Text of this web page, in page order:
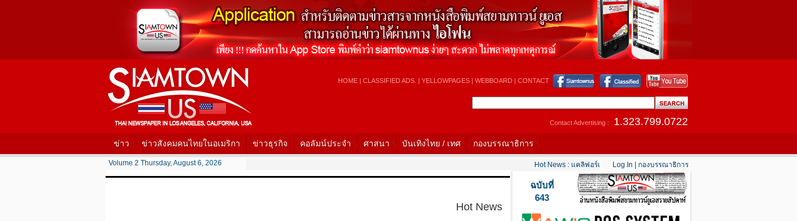
HOME| CLASSIFIED ADS. | YELLOWPAGES| WEBBOARD| CONTACT
Contact Advertising : 1.323.799.0722
ข่าว ข่าวสังคมคนไทยในอเมริกา ข่าวธุรกิจ คอลัมน์ประจำ ศาสนา บันเทิงไทย / เทศ กองบรรณาธิการ
Volume 2 Thursday, August 6, 2026 Hot News : แคลิฟอร์เนียใต้เริ่มคลายร้อน....Hot News : เตือนอเมริกันในตะวันออกกลาง
Log In กองบรรณาธิการ
Hot News
ฉบับที่
643